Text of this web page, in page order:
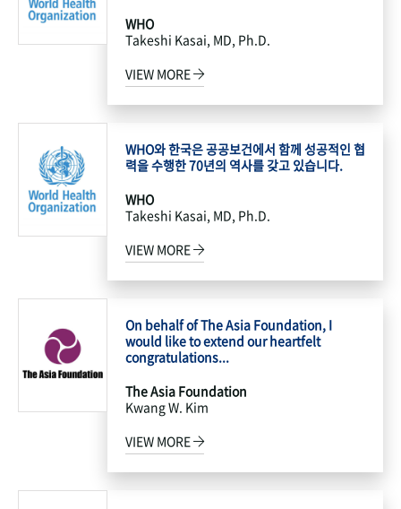
WHO
Takeshi Kasai, MD, Ph.D.
VIEW MORE
WHO와 한국은 공공보건에서 함께 성공적인 협
력을 수행한 70년의 역사를 갖고 있습니다.
WHO
Takeshi Kasai, MD, Ph.D.
VIEW MORE
On behalf of The Asia Foundation, I
would like to extend our heartfelt
congratulations...
The Asia Foundation
Kwang W. Kim
VIEW MORE